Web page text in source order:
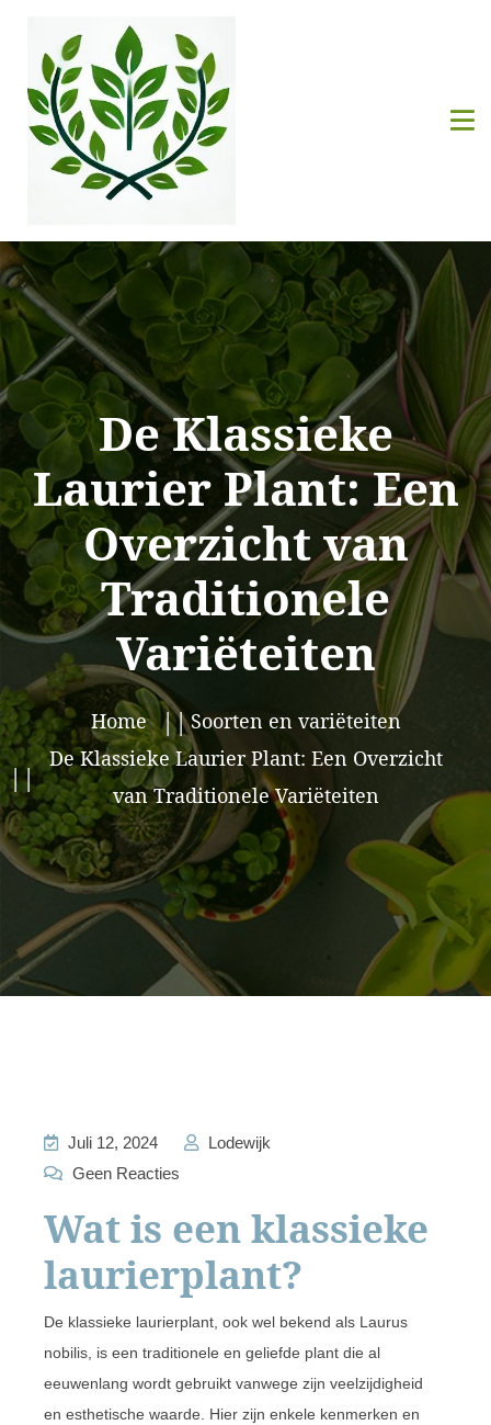
De Klassieke
Laurier Plant: Een
Overzicht van
Traditionele
Variëteiten
Home
Soorten en variëteiten
De Klassieke Laurier Plant: Een Overzicht
van Traditionele Variëteiten
Juli 12, 2024
Lodewijk
Geen Reacties
Wat is een klassieke
laurierplant?
De klassieke laurierplant, ook wel bekend als Laurus
nobilis, is een traditionele en geliefde plant die al
eeuwenlang wordt gebruikt vanwege zijn veelzijdigheid
en esthetische waarde. Hier zijn enkele kenmerken en